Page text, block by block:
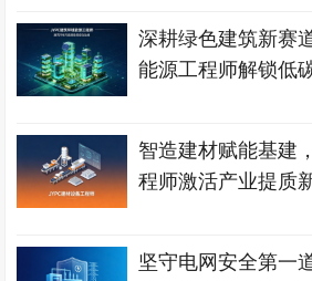
深耕绿色建筑新赛
能源工程师解锁低
智造建材赋能基建
程师激活产业提质
坚守电网安全第一